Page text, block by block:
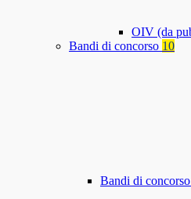
OIV (da
Bandi di concorso 10
Bandi di concorso